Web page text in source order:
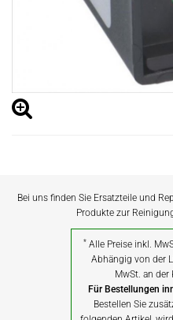
Bei uns finden Sie Ersatzteile und
Produkte zur
* Alle Preise inkl.
Abhängig von der
MwSt. an der
Für Bestellungen
Bestellen Sie